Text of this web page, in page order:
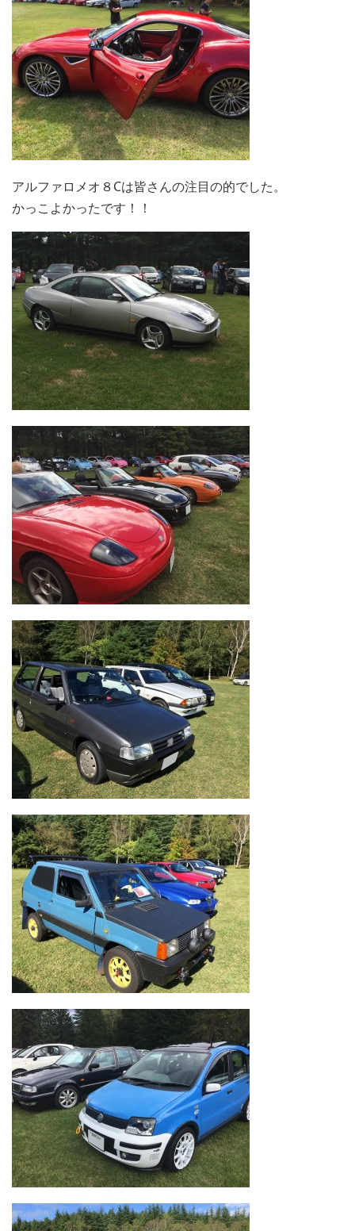
アルファロメオ８Cは皆さんの注目の的でした。
かっこよかったです！！